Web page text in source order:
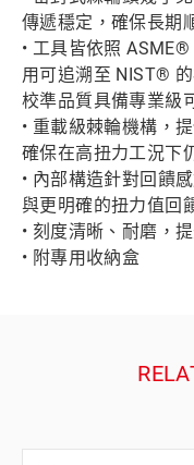
傳遞穩定，確保長期
• 工具皆依照
用可追溯至 NIST®
校準品質具備專業級
• 重載級棘輪機構，
確保在高扭力工況下
• 內部構造針對回饋
與更明確的扭力值回
• 刻度清晰、耐磨，
• 附專用收納盒